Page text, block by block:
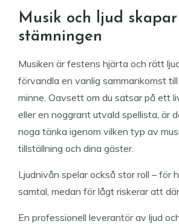
Musik och ljud skapar
stämningen
Musiken är festens hjärta och rätt
förvandla en vanlig sammankomst
minne. Oavsett om du satsar på ett
eller en noggrant utvald spellista, är
noga tänka igenom vilken typ av
tillställning och dina gäster.
Ljudnivån spelar också stor roll – för
samtal, medan för lågt riskerar att
En professionell leverantör av ljud